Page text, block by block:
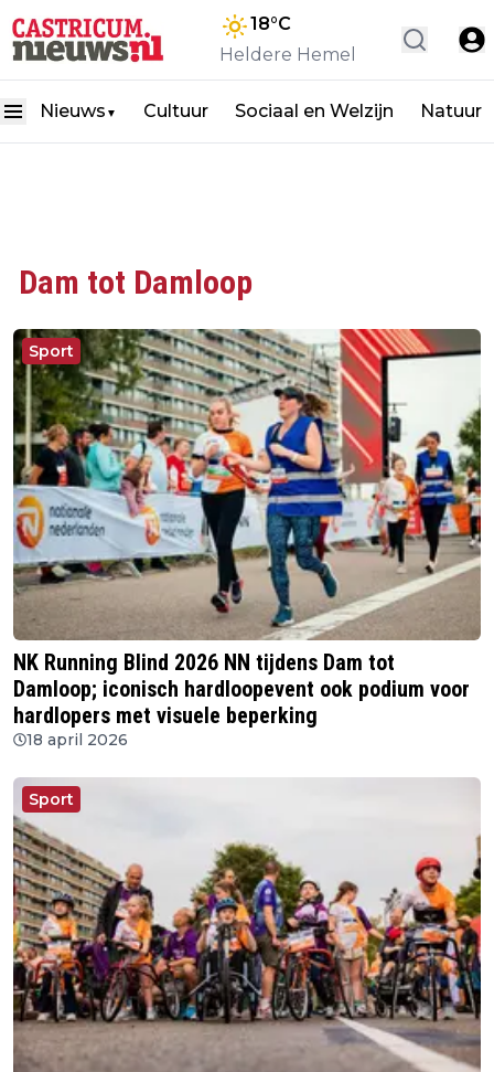
18°C
Heldere Hemel
Nieuws ▼ Cultuur Sociaal en Welzijn Natuur
Dam tot Damloop
Sport
NK Running Blind 2026 NN tijdens Dam tot
Damloop; iconisch hardloopevent ook podium voor
hardlopers met visuele beperking
18 april 2026
Sport